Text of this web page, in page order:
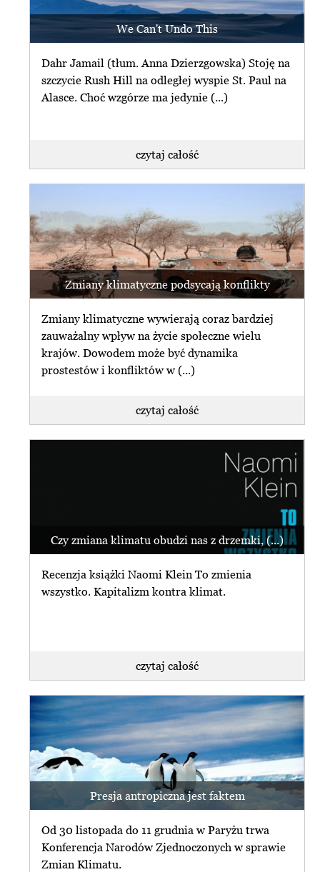
We Can't Undo This
Dahr Jamail (tłum. Anna Dzierzgowska) Stoję na
szczycie Rush Hill na odległej wyspie St. Paul na
Alasce. Choć wzgórze ma jedynie (...)
czytaj całość
Zmiany klimatyczne podsycają konflikty
Zmiany klimatyczne wywierają coraz bardziej
zauważalny wpływ na życie społeczne wielu
krajów. Dowodem może być dynamika
prostestów i konfliktów w (...)
czytaj całość
Czy zmiana klimatu obudzi nas z drzemki, (...)
Recenzja książki Naomi Klein To zmienia
wszystko. Kapitalizm kontra klimat.
czytaj całość
Presja antropiczna jest faktem
Od 30 listopada do 11 grudnia w Paryżu trwa
Konferencja Narodów Zjednoczonych w sprawie
Zmian Klimatu.